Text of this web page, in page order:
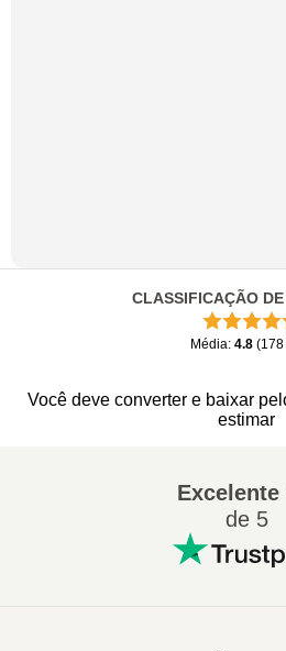
CLASSIFICAÇÃO
Média: 4.8 (178
Você deve converter e baixar
estimar
Excelente
de 5